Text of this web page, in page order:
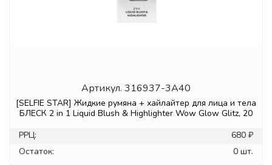
Артикул. 316937-3A40
[SELFIE STAR] Жидкие румяна + хайлайтер для лица и тела
БЛЕСК 2 in 1 Liquid Blush & Highlighter Wow Glow Glitz, 20
РРЦ:
680 ₽
Остаток:
0 шт.